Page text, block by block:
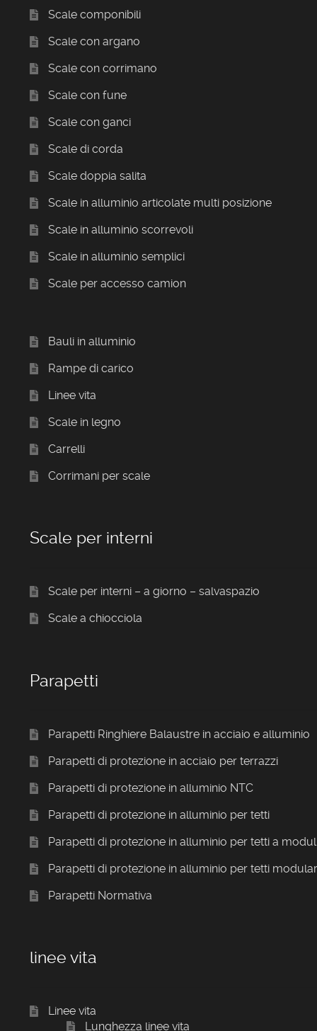
Scale componibili
Scale con argano
Scale con corrimano
Scale con fune
Scale con ganci
Scale di corda
Scale doppia salita
Scale in alluminio articolate multi posizione
Scale in alluminio scorrevoli
Scale in alluminio semplici
Scale per accesso camion
Bauli in alluminio
Rampe di carico
Linee vita
Scale in legno
Carrelli
Corrimani per scale
Scale per interni
Scale per interni – a giorno – salvaspazio
Scale a chiocciola
Parapetti
Parapetti Ringhiere Balaustre in acciaio e alluminio
Parapetti di protezione in acciaio per terrazzi
Parapetti di protezione in alluminio NTC
Parapetti di protezione in alluminio per tetti
Parapetti di protezione in alluminio per tetti a
Parapetti di protezione in alluminio per tetti
Parapetti Normativa
linee vita
Linee vita
Lunghezza linee vita